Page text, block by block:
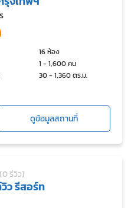
16 ห้อง
1 - 1,600 คน
30 - 1,360 ตร.ม.
ดูข้อมูลสถานที่
(0 รีวิว)
ว รีสอร์ท